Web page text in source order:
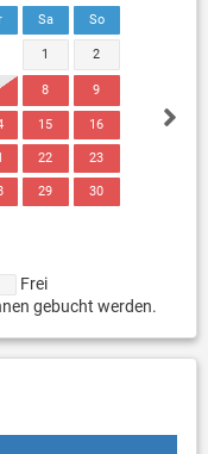
Sa So
1 2
8 9
15 16
22 23
29 30
Frei
gebucht werden.